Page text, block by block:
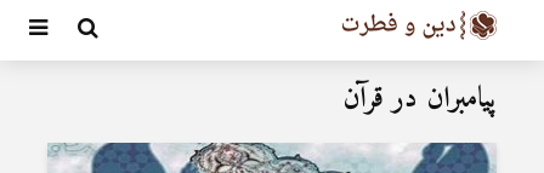
پیامبران در قرآن